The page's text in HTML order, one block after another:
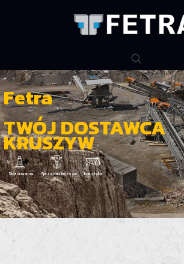
Fetra
TWÓJ DOSTAWCA
KRUSZYW
Składowanie Sprzedaż kruszyw Logistyka